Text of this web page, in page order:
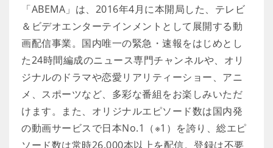
「ABEMA」は、2016年4月に本開局した、テレビ
＆ビデオエンターテインメントとして展開する動
画配信事業。国内唯一の緊急・速報をはじめとし
た24時間編成のニュース専門チャンネルや、オリ
ジナルのドラマや恋愛リアリティーショー、アニ
メ、スポーツなど、多彩な番組をお楽しみいただ
けます。また、オリジナルエピソード数は国内発
の動画サービスで日本No.1（※1）を誇り、総エピ
ソード数は常時26,000本以上を配信。登録は不要